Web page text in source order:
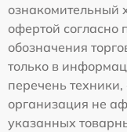
ознакомительный
офертой согласно
обозначения
только в
перечень
организация не
указанных